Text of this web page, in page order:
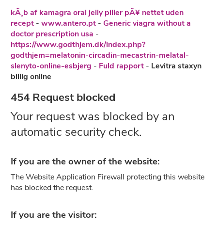
kÃ¸b af kamagra oral jelly piller pÃ¥ nettet uden
recept -www.antero.pt -Generic viagra without a
doctor prescription usa -
https://www.godthjem.dk/index.php?
godthjem=melatonin-circadin-mecastrin-melatal-
slenyto-online-esbjerg - Fuld rapport - Levitra staxyn
billig online
454 Request blocked
Your request was blocked by an
automatic security check.
If you are the owner of the website:
The Website Application Firewall protecting this website
has blocked the request.
If you are the visitor: